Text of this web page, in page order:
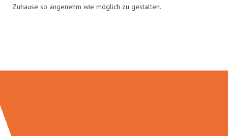
Zuhause so angenehm wie möglich zu gestalten.